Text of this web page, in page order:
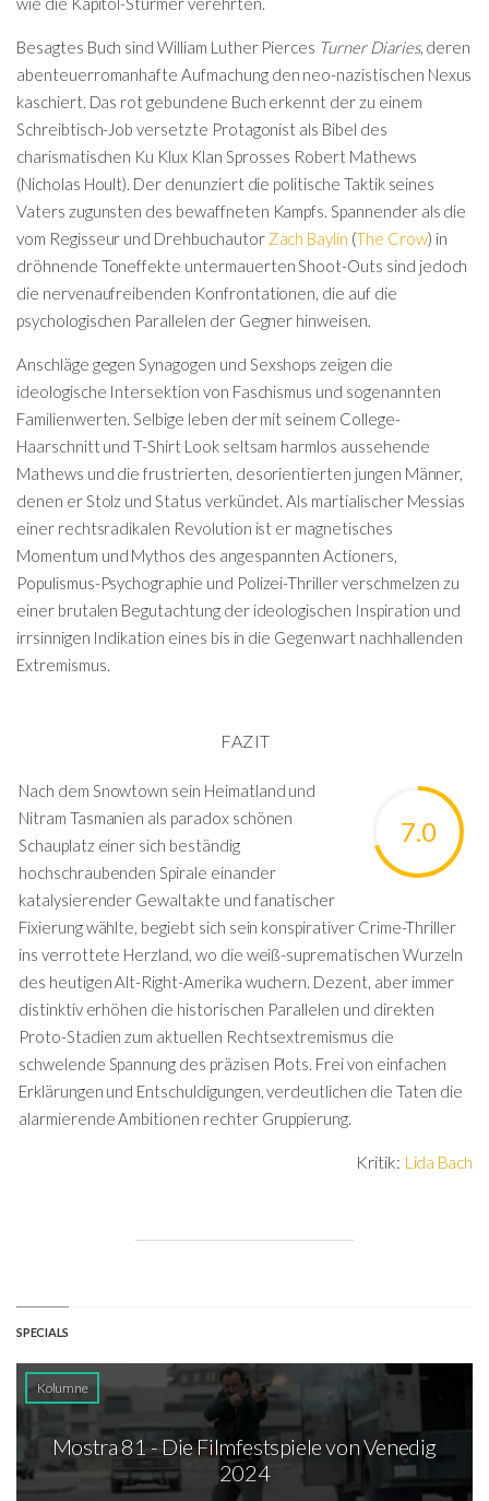
Besagtes Buch sind William Luther Pierces Turner Diaries, deren
abenteuerromanhafte Aufmachung den neo-nazistischen Nexus
kaschiert. Das rot gebundene Buch erkennt der zu einem
Schreibtisch-Job versetzte Protagonist als Bibel des
charismatischen Ku Klux Klan Sprosses Robert Mathews
(Nicholas Hoult). Der denunziert die politische Taktik seines
Vaters zugunsten des bewaffneten Kampfs. Spannender als die
vom Regisseur und Drehbuchautor Zach Baylin (The Crow) in
dröhnende Toneffekte untermauerten Shoot-Outs sind jedoch
die nervenaufreibenden Konfrontationen, die auf die
psychologischen Parallelen der Gegner hinweisen.
Anschläge gegen Synagogen und Sexshops zeigen die
ideologische Intersektion von Faschismus und sogenannten
Familienwerten. Selbige leben der mit seinem College-
Haarschnitt und T-Shirt Look seltsam harmlos aussehende
Mathews und die frustrierten, desorientierten jungen Männer,
denen er Stolz und Status verkündet. Als martialischer Messias
einer rechtsradikalen Revolution ist er magnetisches
Momentum und Mythos des angespannten Actioners,
Populismus-Psychographie und Polizei-Thriller verschmelzen zu
einer brutalen Begutachtung der ideologischen Inspiration und
irrsinnigen Indikation eines bis in die Gegenwart nachhallenden
Extremismus.
FAZIT
7.0
Nach dem Snowtown sein Heimatland und
Nitram Tasmanien als paradox schönen
Schauplatz einer sich beständig
hochschraubenden Spirale einander
katalysierender Gewaltakte und fanatischer
Fixierung wählte, begiebt sich sein konspirativer Crime-Thriller
ins verrottete Herzland, wo die weiß-suprematischen Wurzeln
des heutigen Alt-Right-Amerika wuchern. Dezent, aber immer
distinktiv erhöhen die historischen Parallelen und direkten
Proto-Stadien zum aktuellen Rechtsextremismus die
schwelende Spannung des präzisen Plots. Frei von einfachen
Erklärungen und Entschuldigungen, verdeutlichen die Taten die
alarmierende Ambitionen rechter Gruppierung.
Kritik: Lida Bach
SPECIALS
Kolumne
Mostra 81 - Die Filmfestspiele von Venedig
2024